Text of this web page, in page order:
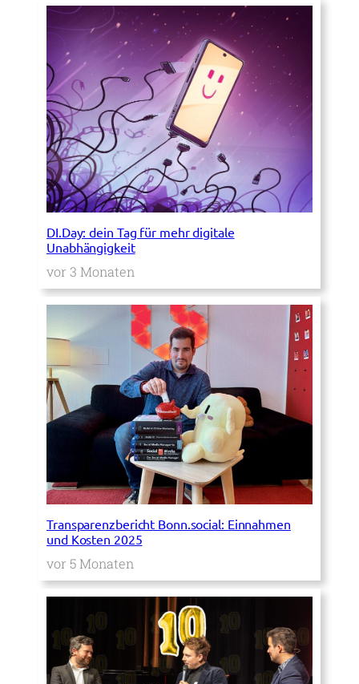
DI.Day: dein Tag für mehr digitale
Unabhängigkeit
vor 3 Monaten
Transparenzbericht Bonn.social: Einnahmen
und Kosten 2025
vor 5 Monaten